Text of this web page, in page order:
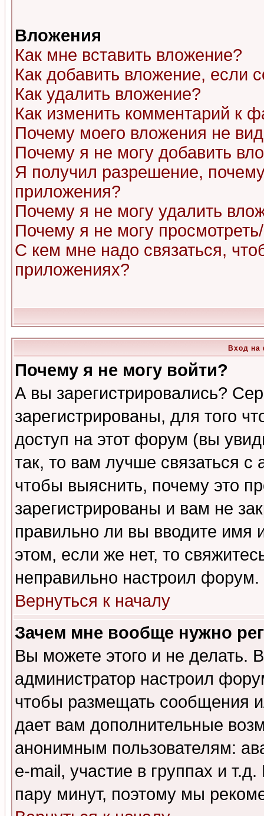
Вложения
Как мне вставить вложение?
Как добавить вложение, если
Как удалить вложение?
Как изменить комментарий к
Почему моего вложения не
Почему я не могу добавить
Я получил разрешение,
приложения?
Почему я не могу удалить
Почему я не могу
С кем мне надо связаться,
приложениях?
Вход на
Почему я не могу войти?
А вы зарегистрировались?
зарегистрированы, для того
доступ на этот форум (вы
так, то вам лучше связаться
чтобы выяснить, почему это
зарегистрированы и вам не
правильно ли вы вводите
этом, если же нет, то
неправильно настроил форум.
Вернуться к началу
Зачем мне вообще нужно
Вы можете этого и не делать.
администратор настроил
чтобы размещать сообщения
дает вам дополнительные
анонимным пользователям:
e-mail, участие в группах и
пару минут, поэтому мы